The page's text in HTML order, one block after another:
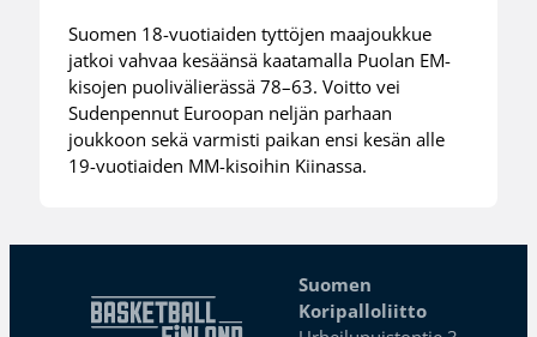
Suomen 18-vuotiaiden tyttöjen maajoukkue
jatkoi vahvaa kesäänsä kaatamalla Puolan EM-
kisojen puolivälierässä 78–63. Voitto vei
Sudenpennut Euroopan neljän parhaan
joukkoon sekä varmisti paikan ensi kesän alle
19-vuotiaiden MM-kisoihin Kiinassa.
Suomen
Koripalloliitto